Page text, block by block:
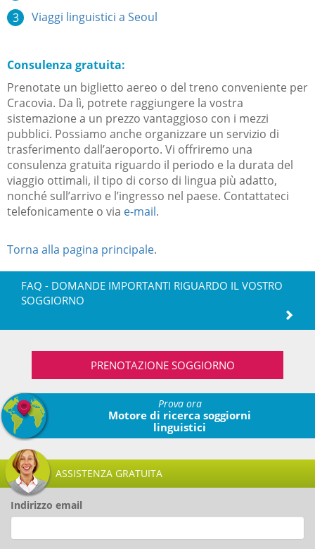
Viaggi linguistici a Seoul
Consulenza gratuita:
Prenotate un biglietto aereo o del treno conveniente per
Cracovia. Da lì, potrete raggiungere la vostra
sistemazione a un prezzo vantaggioso con i mezzi
pubblici. Possiamo anche organizzare un servizio di
trasferimento dall’aeroporto. Vi offriremo una
consulenza gratuita riguardo il periodo e la durata del
viaggio ottimali, il tipo di corso di lingua più adatto,
nonché sull’arrivo e l’ingresso nel paese. Contattateci
telefonicamente o via e-mail.
Torna alla pagina principale.
FAQ - DOMANDE IMPORTANTI RIGUARDO IL VOSTRO
SOGGIORNO
PRENOTAZIONE SOGGIORNO
Prova ora
Motore di ricerca soggiorni
linguistici
ASSISTENZA GRATUITA
Indirizzo email